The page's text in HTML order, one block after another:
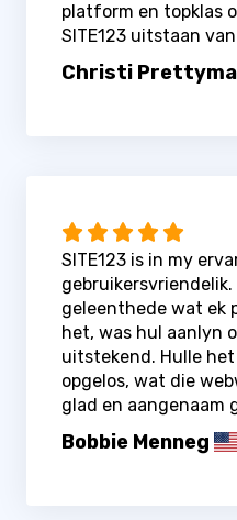
platform en topklas
SITE123 uitstaan
Christi
SITE123 is in my
geleenthede wat ek
het, was hul aanlyn
uitstekend. Hulle
opgelos, wat die
glad en aangenaam
Bobbie Menneg